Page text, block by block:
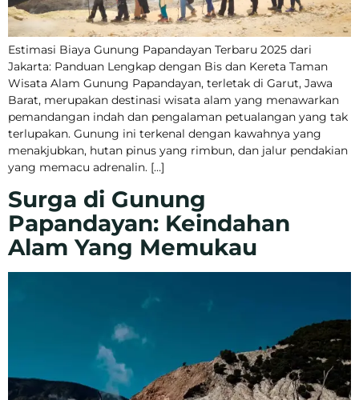
Estimasi Biaya Gunung Papandayan Terbaru 2025 dari
Jakarta: Panduan Lengkap dengan Bis dan Kereta Taman
Wisata Alam Gunung Papandayan, terletak di Garut, Jawa
Barat, merupakan destinasi wisata alam yang menawarkan
pemandangan indah dan pengalaman petualangan yang tak
terlupakan. Gunung ini terkenal dengan kawahnya yang
menakjubkan, hutan pinus yang rimbun, dan jalur pendakian
yang memacu adrenalin. […]
Surga di Gunung
Papandayan: Keindahan
Alam Yang Memukau